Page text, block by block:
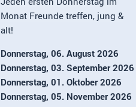
Monat Freunde treffen, jung &
alt!
Donnerstag, 06. August 2026
Donnerstag, 03. September 2026
Donnerstag, 01. Oktober 2026
Donnerstag, 05. November 2026